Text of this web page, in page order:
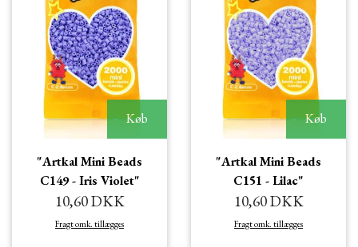
Køb
"Artkal Mini Beads
C149 - Iris Violet"
10,60 DKK
Fragt omk. tillægges
Køb
"Artkal Mini Beads
C151 - Lilac"
10,60 DKK
Fragt omk. tillægges